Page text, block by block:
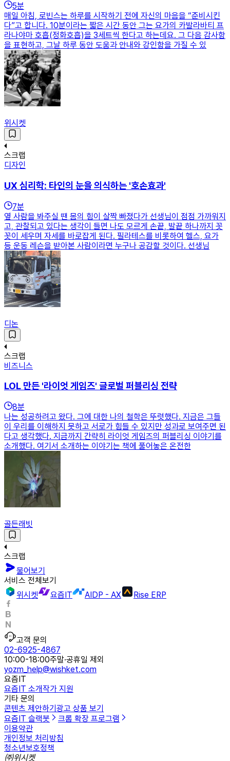
5분
매일 아침, 로빈스는 하루를 시작하기 전에 자신의 마음을 “준비시킨
다”고 합니다. 10분이라는 짧은 시간 동안 그는 요가의 카발라바티 프
라나야마 호흡(정화호흡)을 3세트씩 한다고 하는데요. 그 다음 감사함
을 표현하고, 그날 하루 동안 도움과 안내와 강인함을 가질 수 있
위시켓
스크랩
디자인
UX 심리학: 타인의 눈을 의식하는 '호손효과'
7분
옆 사람을 봐주실 땐 몸의 힘이 살짝 빠졌다가 선생님이 점점 가까워지
고, 관찰되고 있다는 생각이 들면 나도 모르게 손끝, 발끝 하나까지 꼿
꼿이 세우며 자세를 바로잡게 된다. 필라테스를 비롯하여 헬스, 요가
등 운동 레슨을 받아본 사람이라면 누구나 공감할 것이다. 선생님
디논
스크랩
비즈니스
LOL 만든 '라이엇 게임즈' 글로벌 퍼블리싱 전략
8분
나는 성공하려고 왔다. 그에 대한 나의 철학은 뚜렷했다. 지금은 그들
이 우리를 이해하지 못하고 서로가 힘들 수 있지만 성과로 보여주면 된
다고 생각했다. 지금까지 간략히 라이엇 게임즈의 퍼블리싱 이야기를
소개했다. 여기서 소개하는 이야기는 책에 풀어놓은 온전한
골든래빗
스크랩
물어보기
서비스 전체보기
위시켓
요즘IT AIDP - AX Rise ERP
고객 문의
02-6925-4867
10:00-18:00주말·공휴일 제외
yozm_help@wishket.com
요즘IT
요즘IT 소개작가 지원
기타 문의
콘텐츠 제안하기 광고 상품 보기
요즘IT 슬랙봇
크롬 확장 프로그램
이용약관
개인정보 처리방침
청소년보호정책
㈜위시켓